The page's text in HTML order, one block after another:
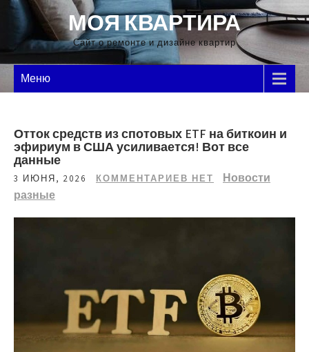
Перейти
содержимому
МОЯ КВАРТИРА
Сайт о ремонте и дизайне квартир
Меню
Отток средств из спотовых ETF на биткоин и
эфириум в США усиливается! Вот все
данные
3 ИЮНЯ, 2026 КОММЕНТАРИЕВ НЕТ
Новости
разные